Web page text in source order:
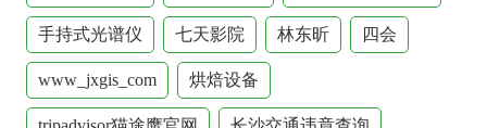
手持式光谱仪 七天影院 林东昕 四会
www_jxgis_com 烘焙设备